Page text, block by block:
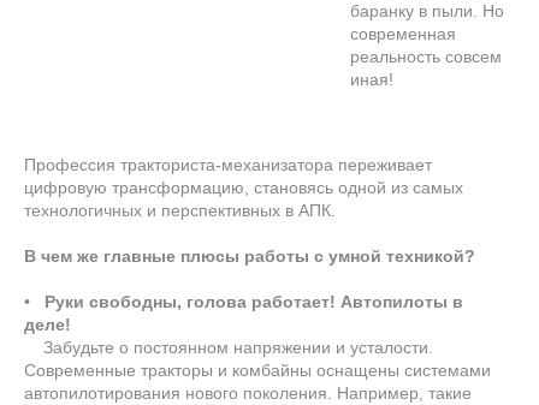
баранку в пыли. Но
современная
реальность совсем
иная!
Профессия тракториста-механизатора переживает
цифровую трансформацию, становясь одной из самых
технологичных и перспективных в АПК.
В чем же главные плюсы работы с умной техникой?
• Руки свободны, голова работает! Автопилоты в
деле!
Забудьте о постоянном напряжении и усталости.
Современные тракторы и комбайны оснащены системами
автопилотирования нового поколения. Например, такие